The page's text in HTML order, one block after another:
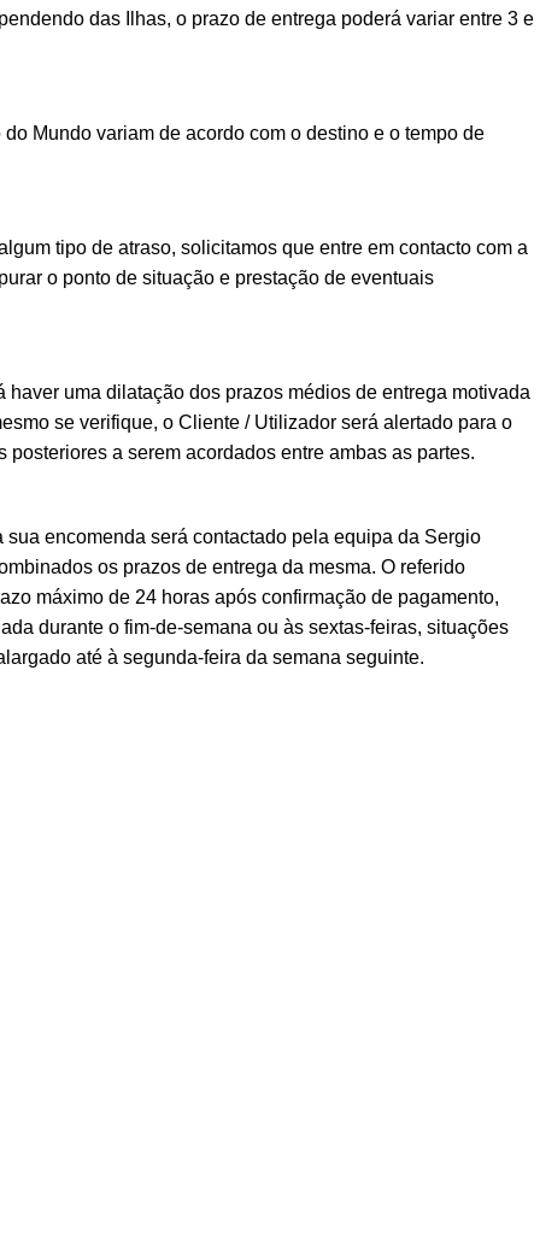
das Ilhas, o prazo de entrega poderá variar entre 3 e
Mundo variam de acordo com o destino e o tempo de
tipo de atraso, solicitamos que entre em contacto com a
o ponto de situação e prestação de eventuais
haver uma dilatação dos prazos médios de entrega motivada
se verifique, o Cliente / Utilizador será alertado para o
posteriores a serem acordados entre ambas as partes.
sua encomenda será contactado pela equipa da Sergio
os prazos de entrega da mesma. O referido
máximo de 24 horas após confirmação de pagamento,
durante o fim-de-semana ou às sextas-feiras, situações
até à segunda-feira da semana seguinte.